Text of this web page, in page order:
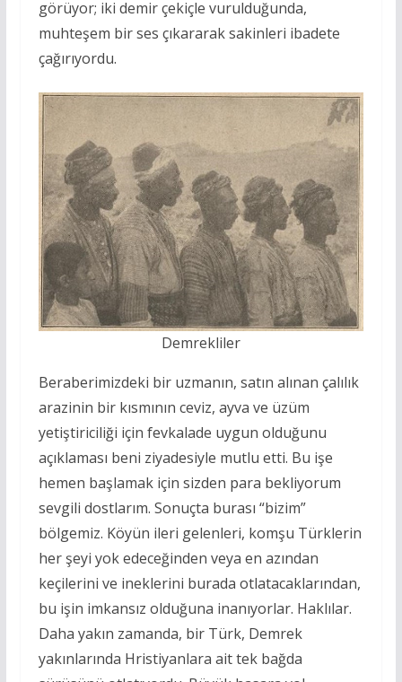
görüyor; iki demir çekiçle vurulduğunda,
muhteşem bir ses çıkararak sakinleri ibadete
çağırıyordu.
Demrekliler
Beraberimizdeki bir uzmanın, satın alınan çalılık
arazinin bir kısmının ceviz, ayva ve üzüm
yetiştiriciliği için fevkalade uygun olduğunu
açıklaması beni ziyadesiyle mutlu etti. Bu işe
hemen başlamak için sizden para bekliyorum
sevgili dostlarım. Sonuçta burası “bizim”
bölgemiz. Köyün ileri gelenleri, komşu Türklerin
her şeyi yok edeceğinden veya en azından
keçilerini ve ineklerini burada otlatacaklarından,
bu işin imkansız olduğuna inanıyorlar. Haklılar.
Daha yakın zamanda, bir Türk, Demrek
yakınlarında Hristiyanlara ait tek bağda